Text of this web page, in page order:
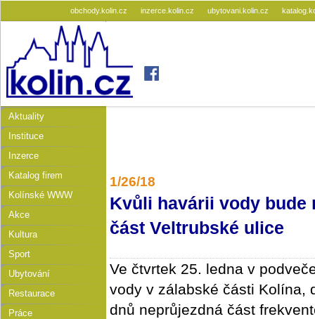
obchody.kolin.cz inzerce.kolin.cz ubytovani.kolin.cz
Aktuality
Instituce
Inzerce
Katalog firem
Kolínské WWW
Akce
Kultura
Sport
Ubytování
Restaurace
Práce
1/26/18
Kvůli havárii vody bude
část Veltrubské ulice
Ve čtvrtek 25. ledna v
vody v zálabské části Kolína,
dnů neprůjezdná část